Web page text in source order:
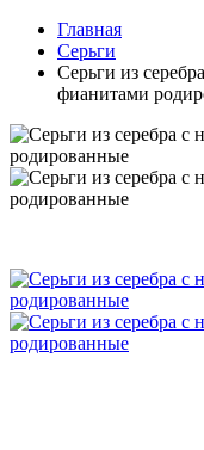
Главная
Серьги
Серьги из
фианитами